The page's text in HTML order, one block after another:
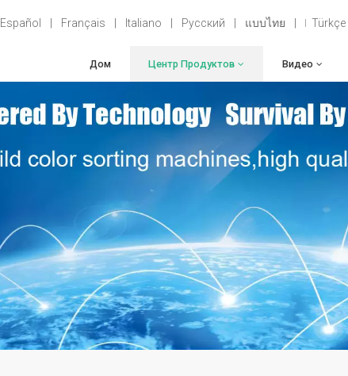
Español Français Italiano Русский แบบไทย Türkçe
Дом Центр Продуктов Видео